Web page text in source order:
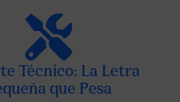

Técnico: La Letra
que Pesa